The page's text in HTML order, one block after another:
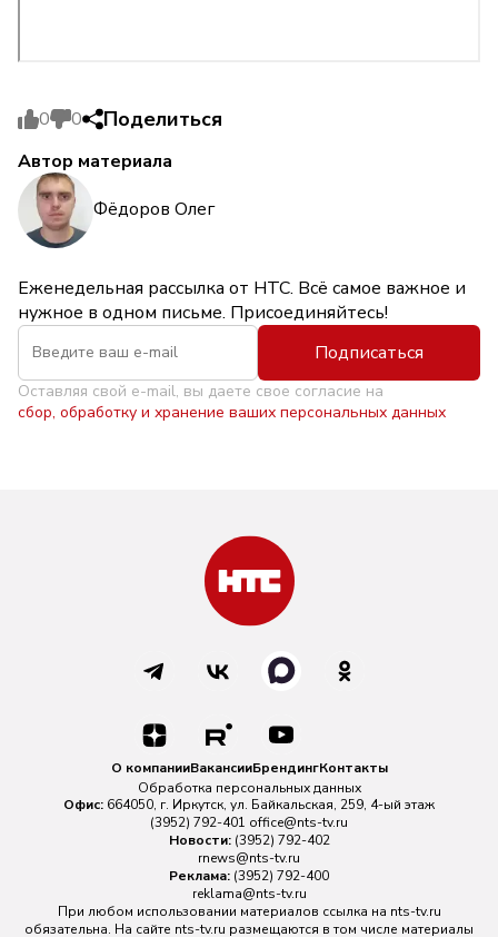
0 0 Поделиться
Автор материала
Фёдоров Олег
Еженедельная рассылка от НТС. Всё самое важное и
нужное в одном письме. Присоединяйтесь!
Подписаться
Оставляя свой e-mail, вы даете свое согласие на
сбор, обработку и хранение ваших персональных данных
О компанииВакансииБрендингКонтакты
Обработка персональных данных
Офис: 664050, г. Иркутск, ул. Байкальская, 259, 4-ый этаж
(3952) 792-401 office@nts-tv.ru
Новости: (3952) 792-402
rnews@nts-tv.ru
Реклама: (3952) 792-400
reklama@nts-tv.ru
При любом использовании материалов ссылка на nts-tv.ru
обязательна. На сайте nts-tv.ru размещаются в том числе материалы